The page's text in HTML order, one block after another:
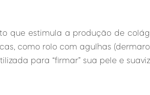
que estimula a produção de
como rolo com agulhas
para “firmar” sua pele e